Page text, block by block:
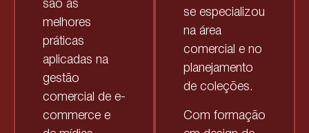
são as
melhores
práticas
aplicadas na
gestão
comercial de e-
commerce e
se especializou
na área
comercial e no
planejamento
de coleções.
Com formação